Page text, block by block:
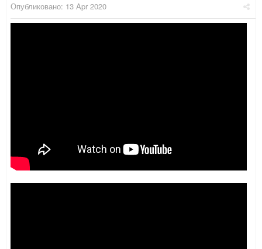
Опубликовано: 13 Apr 2020